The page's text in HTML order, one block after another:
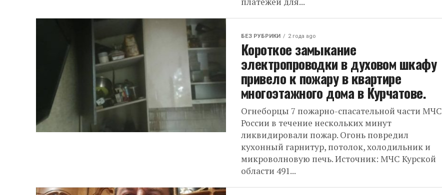
БЕЗ РУБРИКИ 2 года ago
Короткое замыкание
электропроводки в духовом шкафу
привело к пожару в квартире
многоэтажного дома в Курчатове.
Огнеборцы 7 пожарно-спасательной части МЧС
России в течение нескольких минут
ликвидировали пожар. Огонь повредил
кухонный гарнитур, потолок, холодильник и
микроволновую печь. Источник: МЧС Курской
области 491...